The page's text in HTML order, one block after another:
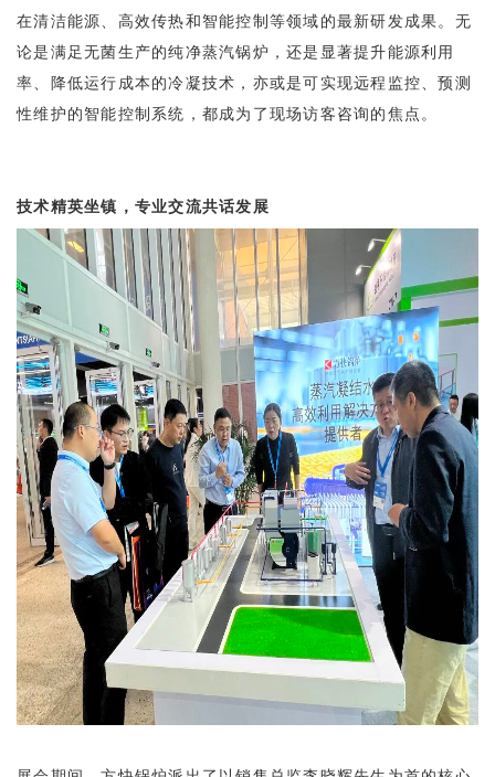
在清洁能源、高效传热和智能控制等领域的最新研发成果。无
论是满足无菌生产的纯净蒸汽锅炉，还是显著提升能源利用
率、降低运行成本的冷凝技术，亦或是可实现远程监控、预测
性维护的智能控制系统，都成为了现场访客咨询的焦点。
技术精英坐镇，专业交流共话发展